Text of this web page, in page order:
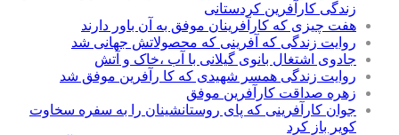
زندگی کارآفرین کردستانی
هفت چیزی که کارآفرینان موفق به آن باور دارند
روایت زندگی که آفرینی که محصولاتش جهانی شد
جادوی اشتغال بانوی گیلانی با آب ،خاک و آتش
روایت زندگی همسر شهیدی که کا رآفرین موفق شد
زهره صداقت کارآفرین موفق
جوان کارآفرینی که پای روستانشینان را به سفره سخاوت
کویر باز کرد